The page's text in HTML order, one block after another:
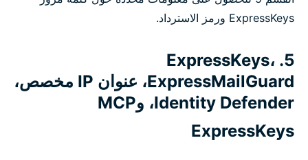
ExpressKeys ورمز الاسترداد.
5. ExpressKeys،
ExpressMailGuard، عنوان IP مخصص،
Identity Defender، وMCP
ExpressKeys